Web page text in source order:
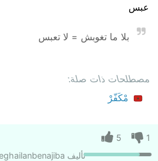
عبس
بلا ما تغوبش = لا تعبس
مصطلحات ذات صلة:
مْكَفّرْ
1
5
تأليف